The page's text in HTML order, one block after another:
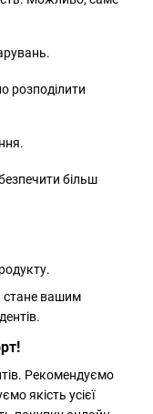
розподілити
більш
стане вашим
Рекомендуємо
якість усієї